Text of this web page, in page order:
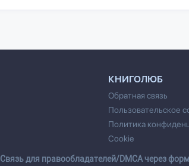
КНИГОЛЮБ
Обратная связь
Пользовательское
Политика
Cookie
Cвязь для правообладателей/DMCA через